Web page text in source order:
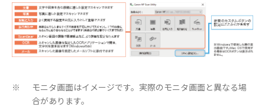
※
モニタ画面はイメージです。実際のモニタ画面と異なる場
合があります。